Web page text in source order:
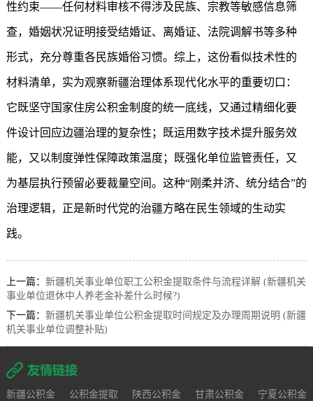
性约束——任何材料审核不得涉及民族、宗教等敏感信息筛
查，婚姻状况证明接受结婚证、离婚证、法院调解书等多种
形式，充分尊重各民族婚俗习惯。综上，这份看似技术性的
材料清单，实为观察新疆治理体系现代化水平的重要切口：
它既坚守国家住房公积金制度的统一底线，又通过精细化要
件设计回应边疆治理的复杂性；既运用数字技术提升服务效
能，又以制度弹性保障政策温度；既强化单位监管责任，又
为基层执行预留必要裁量空间。这种“刚柔并济、统分结合”的
治理逻辑，正是新时代党的治疆方略在民生领域的生动实
践。
上一篇： 新疆机关事业单位职工公积金提取条件与流程详解 (新疆机关
事业单位退休中人养老金补差什么时候?)
下一篇： 新疆机关事业单位公积金提取时间规定及办理周期说明 (新疆
机关事业单位调整补贴)
新疆公积金 公积金提取 陕西公积金 甘肃公积金
宁夏公积金